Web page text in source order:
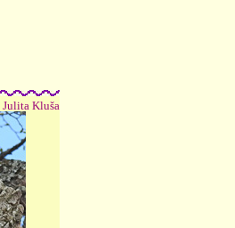
Julita Kluša